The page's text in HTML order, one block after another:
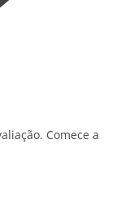
Comece a